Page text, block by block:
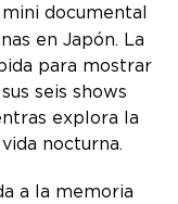
documental
en Japón. La
para mostrar
seis shows
explora la
nocturna.
a la memoria